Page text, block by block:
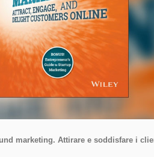
marketing. Attirare e soddisfare i